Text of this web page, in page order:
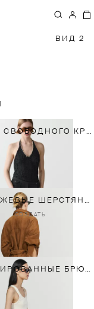
ВИД 2
БРЮКИ СВОБОДНОГО КРОЯ ИЗ ЛЬНЯНОЙ ТКАНИ С КАРМАНАМИ
МЕЛАНЖЕВЫЕ ШЕРСТЯНЫЕ КОСТЮМНЫЕ БРЮКИ
СОЗДАТЬ
ПЛИССИРОВАННЫЕ БРЮКИ TOTAL LOOK